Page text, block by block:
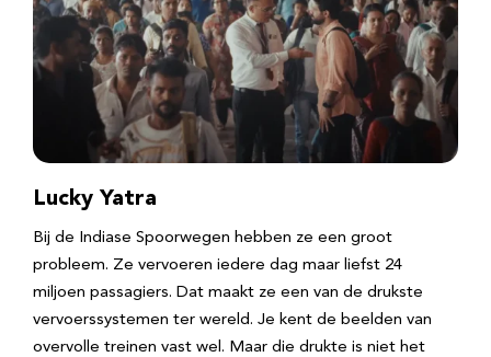
Lucky Yatra
Bij de Indiase Spoorwegen hebben ze een groot
probleem. Ze vervoeren iedere dag maar liefst 24
miljoen passagiers. Dat maakt ze een van de drukste
vervoerssystemen ter wereld. Je kent de beelden van
overvolle treinen vast wel. Maar die drukte is niet het